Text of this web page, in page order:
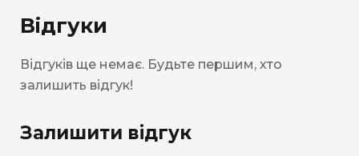
Відгуки
Відгуків ще немає. Будьте першим, хто
залишить відгук!
Залишити відгук